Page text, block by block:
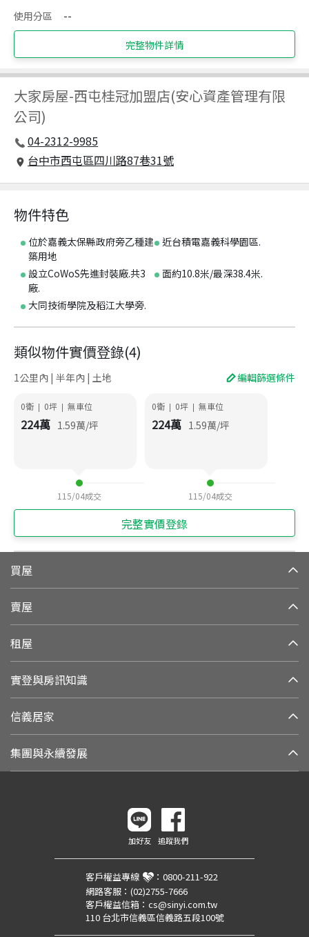
使用分區
--
完整物件詳情
大家房屋-西屯桂冠加盟店(安心資產管理有限
公司)
04-2312-9985
台中市西屯區四川路87巷31號
物件特色
位於嘉義太保縣政府旁乙種建
築用地
近台積電嘉義科學園區.
設立CoWoS先進封裝廠.共3
廠.
面約10.8米/最深38.4米.
大同技術學院及稻江大學旁.
類似物件實價登錄(4)
1公里內 | 半年內 | 土地 編輯篩選條件
0衛 | 0坪 | 無車位
224萬 1.59萬/坪
115/04成交
0衛 | 0坪 | 無車位
224萬 1.59萬/坪
115/04成交
完整實價登錄
買屋
賣屋
租屋
實登與房訊知識
信義居家
集團與永續發展
加好友 追蹤我們
客戶權益專線 ： 0800-211-922
網路客服： (02)2755-7666
客戶權益信箱： cs@sinyi.com.tw
110 台北市信義區信義路五段100號